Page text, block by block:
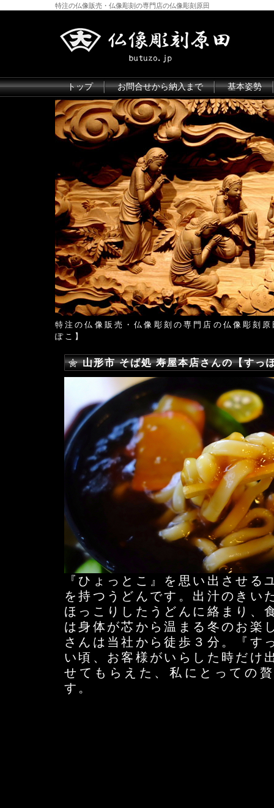
特注の仏像販売・仏像彫刻の専門店の仏像彫刻原田
トップ お問合せから納入まで 基本姿勢
特注の仏像販売・仏像彫刻の専門店の仏像彫刻原
ぽこ】
山形市 そば処 寿屋本店さんの【すっ
『ひょっとこ』を思い出させる
を持つうどんです。出汁のきい
ほっこりしたうどんに絡まり、
は身体が芯から温まる冬のお楽
さんは当社から徒歩３分。『す
い頃、お客様がいらした時だけ
せてもらえた、私にとっての
す。